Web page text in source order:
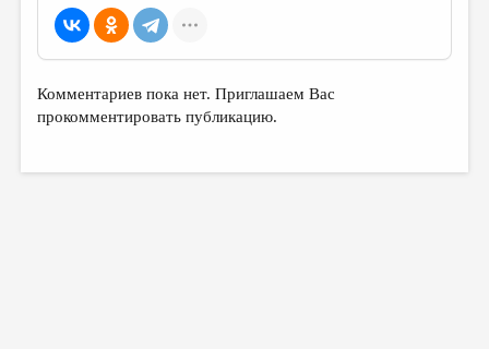
Комментариев пока нет. Приглашаем Вас
прокомментировать публикацию.